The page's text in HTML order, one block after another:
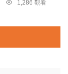
1,286 觀看